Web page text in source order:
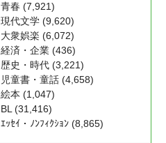
青春 (7,921)
現代文学 (9,620)
大衆娯楽 (6,072)
経済・企業 (436)
歴史・時代 (3,221)
児童書・童話 (4,658)
絵本 (1,047)
BL (31,416)
ｴｯｾｲ・ﾉﾝﾌｨｸｼｮﾝ (8,865)